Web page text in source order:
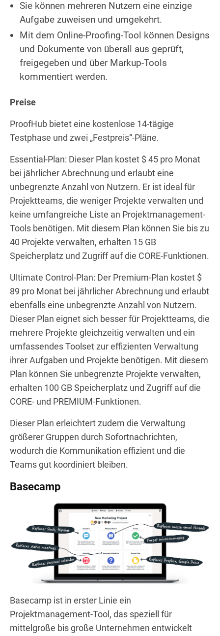
Sie können mehreren Nutzern eine einzige
Aufgabe zuweisen und umgekehrt.
Mit dem Online-Proofing-Tool können Designs
und Dokumente von überall aus geprüft,
freigegeben und über Markup-Tools
kommentiert werden.
Preise
ProofHub bietet eine kostenlose 14-tägige
Testphase und zwei „Festpreis“-Pläne.
Essential-Plan: Dieser Plan kostet $ 45 pro Monat
bei jährlicher Abrechnung und erlaubt eine
unbegrenzte Anzahl von Nutzern. Er ist ideal für
Projektteams, die weniger Projekte verwalten und
keine umfangreiche Liste an Projektmanagement-
Tools benötigen. Mit diesem Plan können Sie bis zu
40 Projekte verwalten, erhalten 15 GB
Speicherplatz und Zugriff auf die CORE-Funktionen.
Ultimate Control-Plan: Der Premium-Plan kostet $
89 pro Monat bei jährlicher Abrechnung und erlaubt
ebenfalls eine unbegrenzte Anzahl von Nutzern.
Dieser Plan eignet sich besser für Projektteams, die
mehrere Projekte gleichzeitig verwalten und ein
umfassendes Toolset zur effizienten Verwaltung
ihrer Aufgaben und Projekte benötigen. Mit diesem
Plan können Sie unbegrenzte Projekte verwalten,
erhalten 100 GB Speicherplatz und Zugriff auf die
CORE- und PREMIUM-Funktionen.
Dieser Plan erleichtert zudem die Verwaltung
größerer Gruppen durch Sofortnachrichten,
wodurch die Kommunikation effizient und die
Teams gut koordiniert bleiben.
Basecamp
Basecamp ist in erster Linie ein
Projektmanagement-Tool, das speziell für
mittelgroße bis große Unternehmen entwickelt